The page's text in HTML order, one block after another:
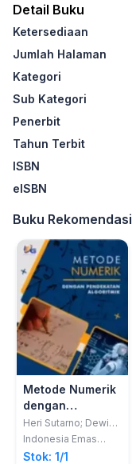
Detail Buku
Ketersediaan
Jumlah Halaman
Kategori
Sub Kategori
Penerbit
Tahun Terbit
ISBN
eISBN
Buku Rekomendasi
Metode Numerik
dengan
Pendekatan
Algortimik
Heri Sutarno; Dewi
Rachmatin; Enjun
Indonesia Emas
Group
Stok: 1/1